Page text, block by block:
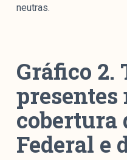
neutras.
Gráfico 2.
presentes
cobertura
Federal e